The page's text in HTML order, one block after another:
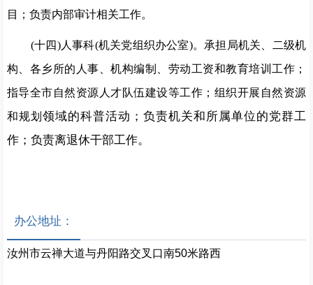
目；负责内部审计相关工作。
(十四)人事科(机关党组织办公室)。承担局机关、二级机
构、各乡所的人事、机构编制、劳动工资和教育培训工作；
指导全市自然资源人才队伍建设等工作；组织开展自然资源
和规划 领域的科普活动；负责机关和所属单位的党群工
作；负责离退休干部工作。
办公地址：
汝州市云禅大道与丹阳路交叉口南50米路西